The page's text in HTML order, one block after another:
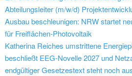
Abteilungsleiter (m/w/d)
Ausbau beschleunigen: NRW startet
für Freiflächen-Photovoltaik
Katherina Reiches umstrittene
beschließt EEG-Novelle 2027 und
endgültiger Gesetzestext steht noch